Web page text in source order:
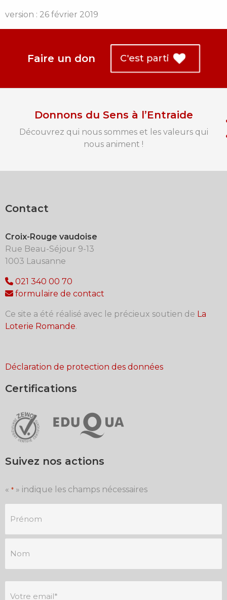
version : 26 février 2019
Faire un don C'est parti
Donnons du Sens à l’Entraide
Découvrez qui nous sommes et les valeurs qui
nous animent !
Contact
Croix-Rouge vaudoise
Rue Beau-Séjour 9-13
1003 Lausanne
021 340 00 70
formulaire de contact
Ce site a été réalisé avec le précieux soutien de La
Loterie Romande.
Déclaration de protection des données
Certifications
Suivez nos actions
« * » indique les champs nécessaires
m'inscris
à
newsletter
*